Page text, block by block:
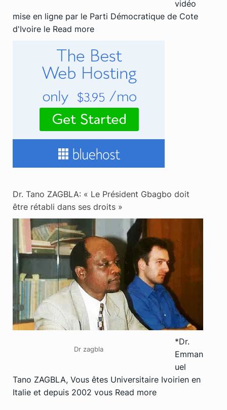
vidéo
mise en ligne par le Parti Démocratique de Cote
d'Ivoire le Read more
Dr. Tano ZAGBLA: « Le Président Gbagbo doit
être rétabli dans ses droits »
Dr zagbla
*Dr.
Emman
uel
Tano ZAGBLA, Vous êtes Universitaire Ivoirien en
Italie et depuis 2002 vous Read more